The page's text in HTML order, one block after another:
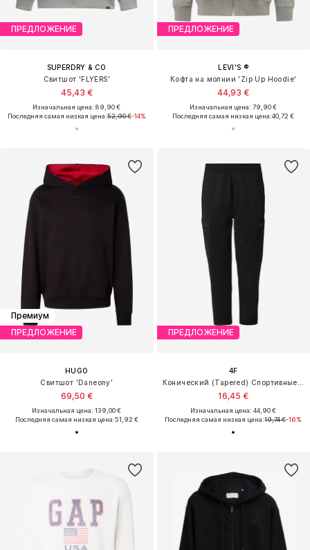
ПРЕДЛОЖЕНИЕ
SUPERDRY & CO
Свитшот 'FLYERS'
45,43 €
Изначальная цена: 89,90 €
Последняя самая низкая цена:52,90 €-14%
ПРЕДЛОЖЕНИЕ
LEVI'S ®
Кофта на молнии 'Zip Up Hoodie'
44,93 €
Изначальная цена: 79,90 €
Последняя самая низкая цена:40,72 €
Премиум
ПРЕДЛОЖЕНИЕ
HUGO
Свитшот 'Daneony'
69,50 €
Изначальная цена: 139,00 €
Последняя самая низкая цена:51,92 €
ПРЕДЛОЖЕНИЕ
4F
16,45 €
Изначальная цена: 44,90 €
Последняя самая низкая цена:19,74 €-16%